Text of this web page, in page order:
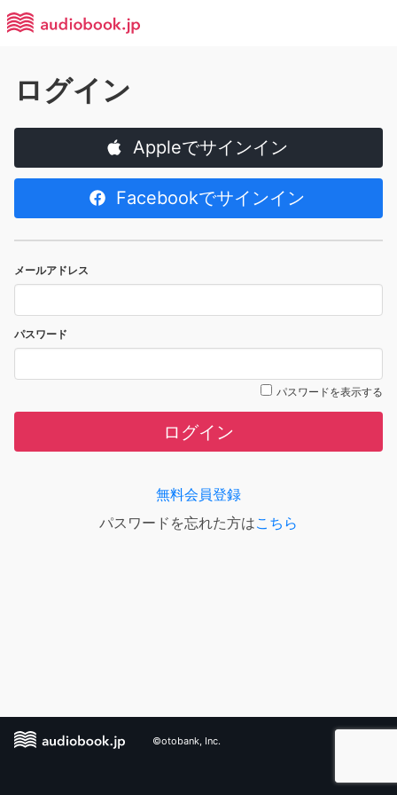
ログイン
Appleでサインイン
Facebookでサインイン
メールアドレス
パスワード
パスワードを表示する
ログイン
無料会員登録
パスワードを忘れた方はこちら
©otobank, Inc.